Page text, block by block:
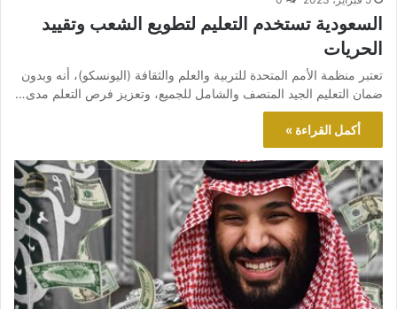
السعودية تستخدم التعليم لتطويع الشعب وتقييد
الحريات
تعتبر منظمة الأمم المتحدة للتربية والعلم والثقافة (اليونسكو)، أنه وبدون
ضمان التعليم الجيد المنصف والشامل للجميع، وتعزيز فرص التعلم مدى…
أكمل القراءة »